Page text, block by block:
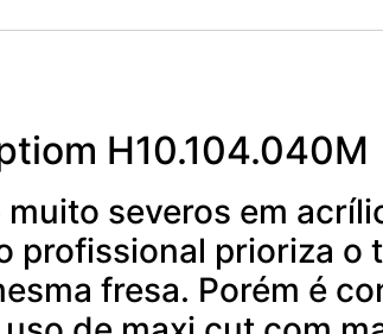
H10.104.040M
severos em
profissional prioriza o
fresa. Porém é